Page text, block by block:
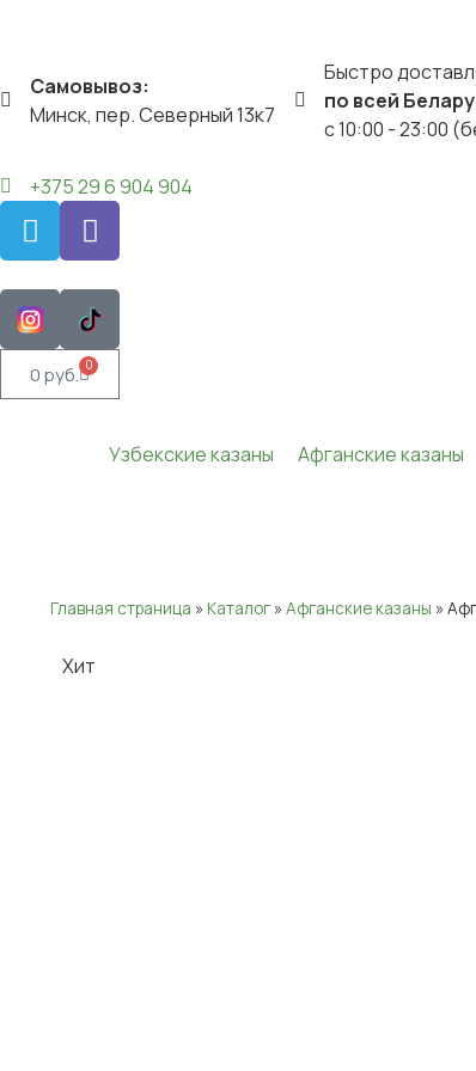
Самовывоз:
Минск, пер. Северный 13к7
Быстро
по всей
c 10:00 - 23:00
+375 29 6 904 904
0руб. 0
Узбекские казаны Афганские казаны
Главная страница » Каталог » Афганские казаны »
Хит